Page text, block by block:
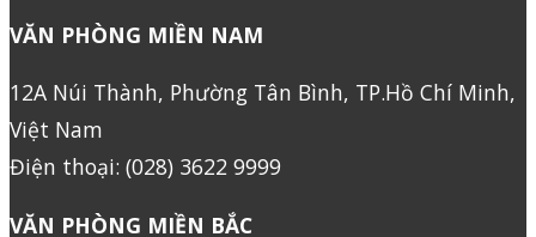
VĂN PHÒNG MIỀN NAM
12A Núi Thành, Phường Tân Bình, TP.Hồ Chí Minh,
Việt Nam
Điện thoại: (028) 3622 9999
VĂN PHÒNG MIỀN BẮC